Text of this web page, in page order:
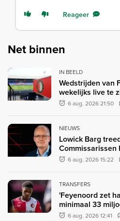
Reageer
Net binnen
IN BEELD
Wedstrijden van
wekelijks live te
6 aug. 2026 21:50
NIEUWS
Lowick Barg
Commissarissen
6 aug. 2026 15:22
TRANSFERS
'Feyenoord zet
minimaal 33
6 aug. 2026 12:41